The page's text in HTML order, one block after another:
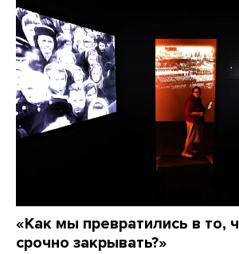
«Как мы превратились в то,
срочно закрывать?»